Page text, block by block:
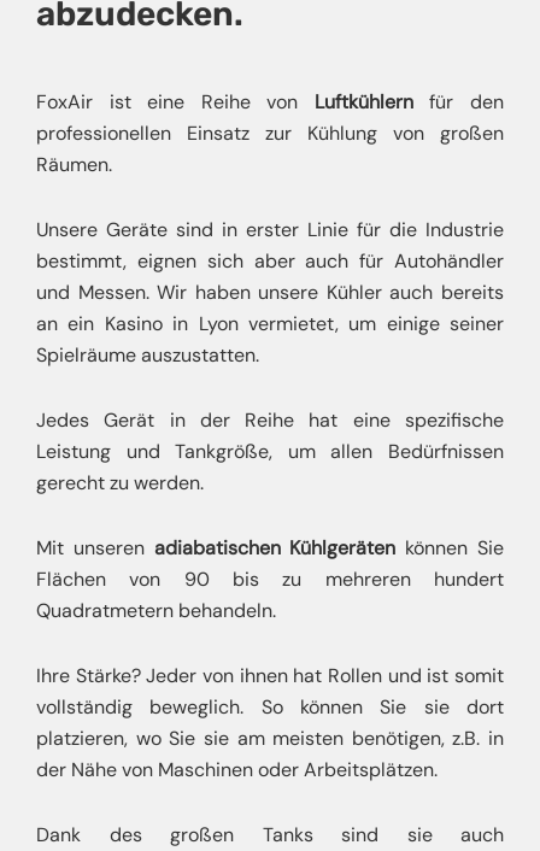
abzudecken.
FoxAir ist eine Reihe von Luftkühlernfür den
professionellen Einsatz zur Kühlung von großen
Räumen.
Unsere Geräte sind in erster Linie für die Industrie
bestimmt, eignen sich aber auch für Autohändler
und Messen. Wir haben unsere Kühler auch bereits
an ein Kasino in Lyon vermietet, um einige seiner
Spielräume auszustatten.
Jedes Gerät in der Reihe hat eine spezifische
Leistung und Tankgröße, um allen Bedürfnissen
gerecht zu werden.
Mit unseren adiabatischen Kühlgeräten können Sie
Flächen von 90 bis zu mehreren hundert
Quadratmetern behandeln.
Ihre Stärke? Jeder von ihnen hat Rollen und ist somit
vollständig beweglich. So können Sie sie dort
platzieren, wo Sie sie am meisten benötigen, z.B. in
der Nähe von Maschinen oder Arbeitsplätzen.
Dank des großen Tanks sind sie auch